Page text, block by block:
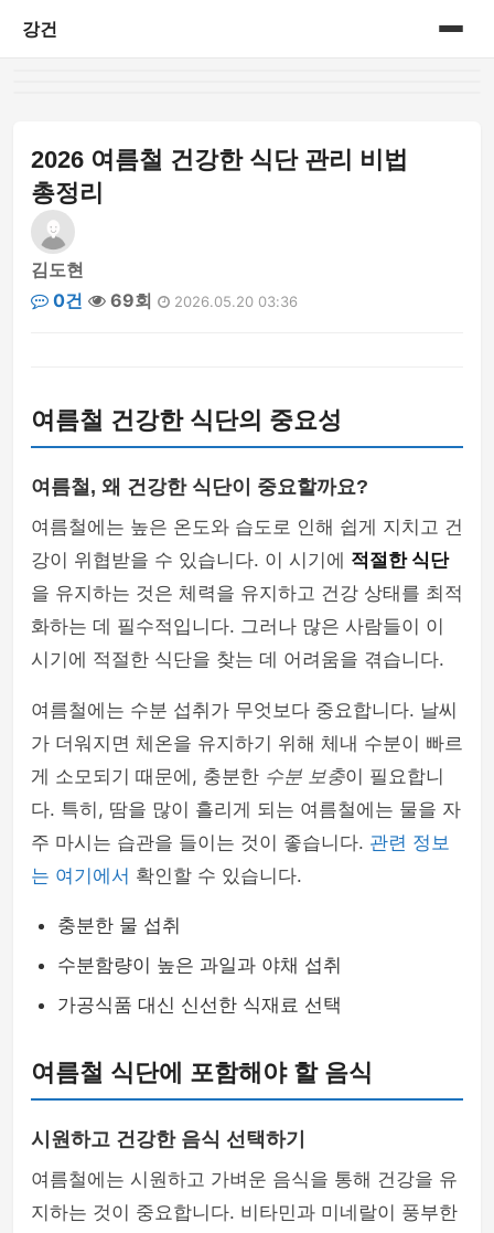
강건
2026 여름철 건강한 식단 관리 비법
총정리
김도현
0건
69회 2026.05.20 03:36
여름철 건강한 식단의 중요성
여름철, 왜 건강한 식단이 중요할까요?
여름철에는 높은 온도와 습도로 인해 쉽게 지치고 건
강이 위협받을 수 있습니다. 이 시기에 적절한 식단
을 유지하는 것은 체력을 유지하고 건강 상태를 최적
화하는 데 필수적입니다. 그러나 많은 사람들이 이
시기에 적절한 식단을 찾는 데 어려움을 겪습니다.
여름철에는 수분 섭취가 무엇보다 중요합니다. 날씨
가 더워지면 체온을 유지하기 위해 체내 수분이 빠르
게 소모되기 때문에, 충분한 수분 보충이 필요합니
다. 특히, 땀을 많이 흘리게 되는 여름철에는 물을 자
주 마시는 습관을 들이는 것이 좋습니다. 관련 정보
는 여기에서 확인할 수 있습니다.
충분한 물 섭취
수분함량이 높은 과일과 야채 섭취
가공식품 대신 신선한 식재료 선택
여름철 식단에 포함해야 할 음식
시원하고 건강한 음식 선택하기
여름철에는 시원하고 가벼운 음식을 통해 건강을 유
지하는 것이 중요합니다. 비타민과 미네랄이 풍부한